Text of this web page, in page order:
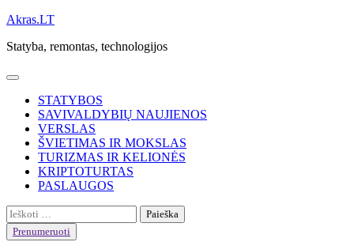
Skip
content
Akras.LT
Statyba, remontas, technologijos
STATYBOS
SAVIVALDYBIŲ NAUJIENOS
VERSLAS
ŠVIETIMAS IR MOKSLAS
TURIZMAS IR KELIONĖS
KRIPTOTURTAS
PASLAUGOS
Ieškoti:
Prenumeruoti